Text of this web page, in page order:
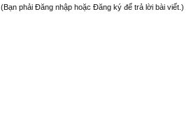
(Bạn phải Đăng nhập hoặc Đăng ký để trả lời bài viết.)